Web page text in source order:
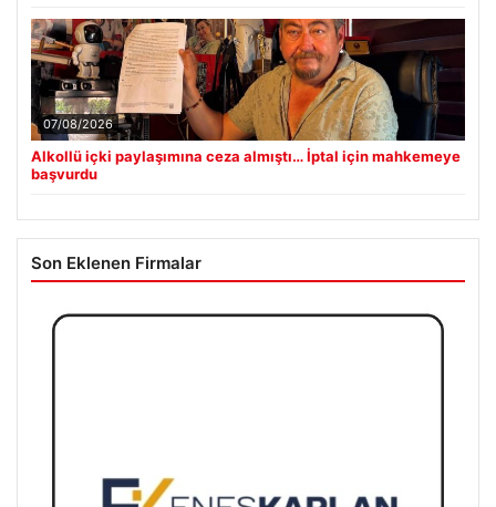
07/08/2026
Alkollü içki paylaşımına ceza almıştı… İptal için mahkemeye
başvurdu
Son Eklenen Firmalar